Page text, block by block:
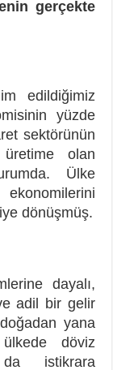
gerçekte
edildiğimiz
yüzde
sektörünün
olan
Ülke
dönüşmüş.
dayalı,
adil bir gelir
yana
döviz
istikrara